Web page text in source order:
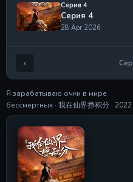
Серия 4
Серия 4
28 Apr 2026
Серия 6
Серия 6
28 Apr 2026
Серия 7
Серия 7
28 Apr 2026
‹
Я зарабатываю очки в мире
бессмертных · 我在仙界挣积分 · 2022